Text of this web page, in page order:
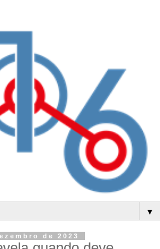
▼
de 2023